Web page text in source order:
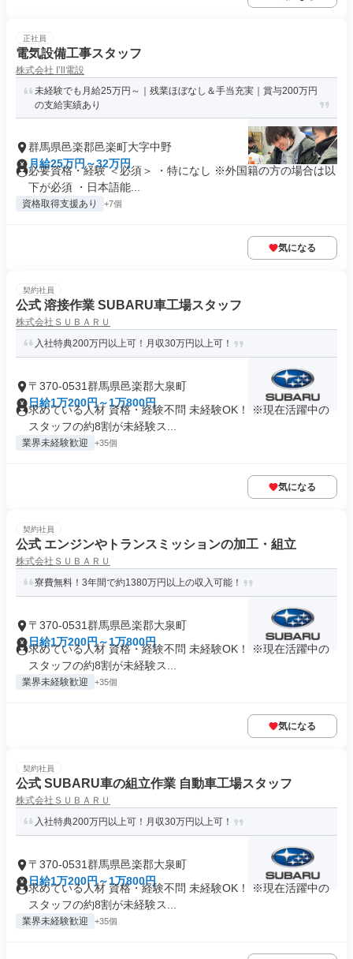
正社員
電気設備工事スタッフ
株式会社 I’ll電設
未経験でも月給25万円～｜残業ほぼなし＆手当充実｜賞与200万円
の支給実績あり
群馬県邑楽郡邑楽町大字中野
月給25万円～32万円
必要資格・経験 ＜必須＞ ・特になし ※外国籍の方の場合は以
下が必須 ・日本語能...
資格取得支援あり +7個
気になる
契約社員
公式 溶接作業 SUBARU車工場スタッフ
株式会社ＳＵＢＡＲＵ
入社特典200万円以上可！月収30万円以上可！
〒370-0531群馬県邑楽郡大泉町
日給1万200円～1万800円
求めている人材 資格・経験不問 未経験OK！ ※現在活躍中の
スタッフの約8割が未経験ス...
業界未経験歓迎 +35個
気になる
契約社員
公式 エンジンやトランスミッションの加工・組立
株式会社ＳＵＢＡＲＵ
寮費無料！3年間で約1380万円以上の収入可能！
〒370-0531群馬県邑楽郡大泉町
日給1万200円～1万800円
求めている人材 資格・経験不問 未経験OK！ ※現在活躍中の
スタッフの約8割が未経験ス...
業界未経験歓迎 +35個
気になる
契約社員
公式 SUBARU車の組立作業 自動車工場スタッフ
株式会社ＳＵＢＡＲＵ
入社特典200万円以上可！月収30万円以上可！
〒370-0531群馬県邑楽郡大泉町
日給1万200円～1万800円
求めている人材 資格・経験不問 未経験OK！ ※現在活躍中の
スタッフの約8割が未経験ス...
業界未経験歓迎 +35個